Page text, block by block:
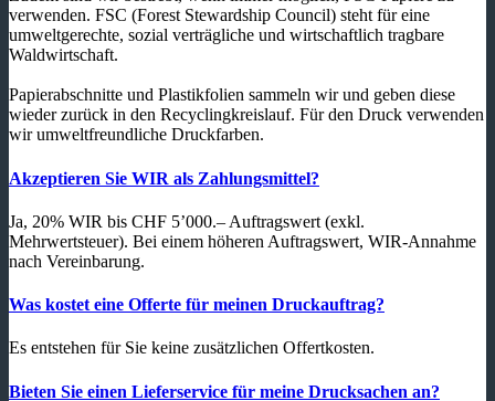
verwenden. FSC (Forest Stewardship Council) steht für eine
umweltgerechte, sozial verträgliche und wirtschaftlich tragbare
Waldwirtschaft.
Papierabschnitte und Plastikfolien sammeln wir und geben diese
wieder zurück in den Recyclingkreislauf. Für den Druck verwenden
wir umweltfreundliche Druckfarben.
Akzeptieren Sie WIR als Zahlungsmittel?
Ja, 20% WIR bis CHF 5’000.– Auftragswert (exkl.
Mehrwertsteuer). Bei einem höheren Auftragswert, WIR-Annahme
nach Vereinbarung.
Was kostet eine Offerte für meinen Druckauftrag?
Es entstehen für Sie keine zusätzlichen Offertkosten.
Bieten Sie einen Lieferservice für meine Drucksachen an?